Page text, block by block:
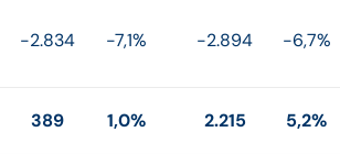
-2.834 -7,1% -2.894 -6,7%
389 1,0% 2.215 5,2%